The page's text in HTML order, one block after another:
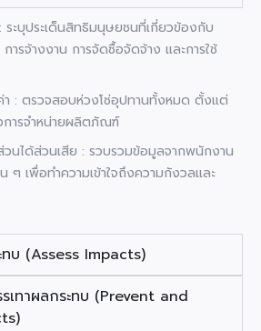
ระบุประเด็นสิทธิมนุษยชนที่เกี่ยวข้องกับ
ารจ้างงาน การจัดซื้อจัดจ้าง และการใช้
า : ตรวจสอบห่วงโซ่อุปทานทั้งหมด ตั้งแต่
ารจำหน่ายผลิตภัณฑ์
นได้ส่วนเสีย : รวบรวมข้อมูลจากพนักงาน
ๆ เพื่อทำความเข้าใจถึงความกังวลและ
ทบ (Assess Impacts)
เทาผลกระทบ (Prevent and